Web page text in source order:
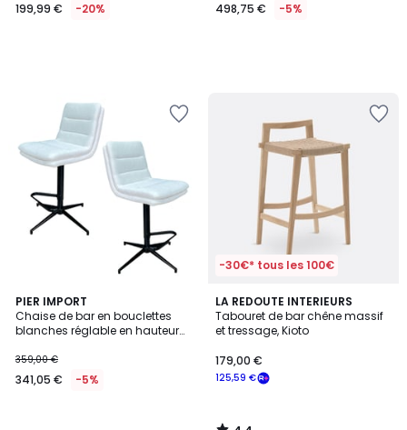
199,99 € -20% 498,75 € -5%
PIER IMPORT
Chaise de bar en bouclettes
blanches réglable en hauteur
359,00 €
341,05 € -5%
-30€* tous les 100€
LA REDOUTE INTERIEURS
Tabouret de bar chêne massif
et tressage, Kioto
125,59 €
179,00 €
4,4
/ 5